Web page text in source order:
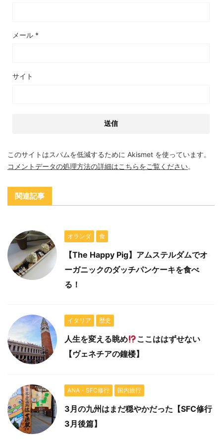
メール *
サイト
このサイトはスパムを低減するために Akismet を使っています。
コメントデータの処理方法の詳細はこちらをご覧ください。
関連記事
オランダ 食
【The Happy Pig】アムステルダムでオ
ーガニックのダッチパンケーキを食べ
る！
イタリア 歴史
人生を変える眺め
ここははずせない
【ヴェネチアの鐘楼】
ANA・SFC修行 国内旅行
3月の九州はまだ穏やかだった【SFC修行
3月後篇】